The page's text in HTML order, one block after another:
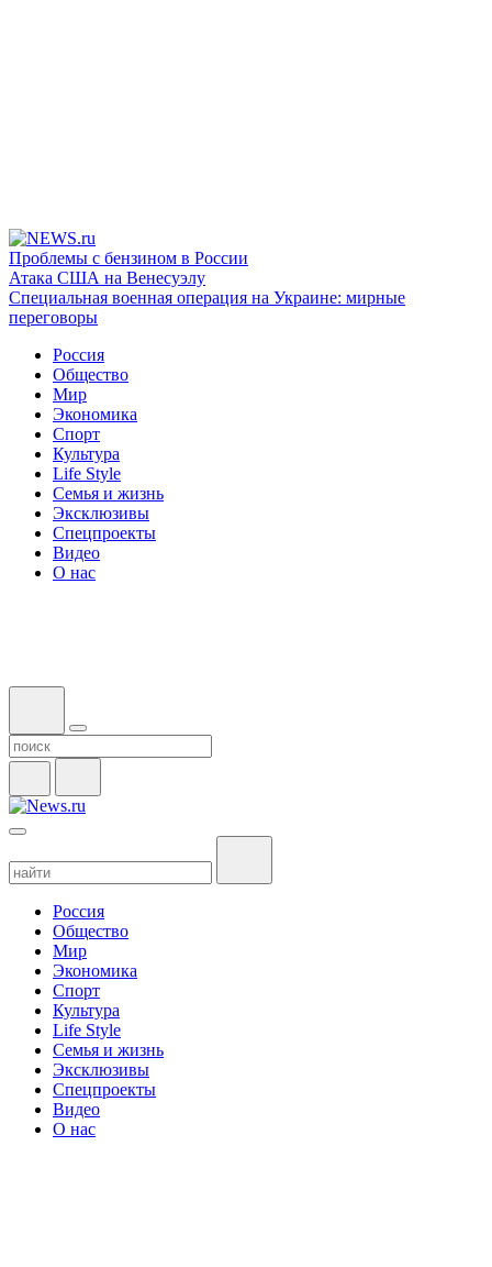
Проблемы с бензином в России
Атака США на Венесуэлу
Специальная военная операция на Украине: мирные
переговоры
Россия
Общество
Мир
Экономика
Спорт
Культура
Life Style
Семья и жизнь
Эксклюзивы
Спецпроекты
Видео
О нас
Россия
Общество
Мир
Экономика
Спорт
Культура
Life Style
Семья и жизнь
Эксклюзивы
Спецпроекты
Видео
О нас